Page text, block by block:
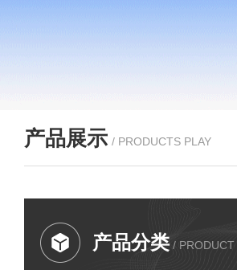
产品展示 / PRODUCTS PLAY
产品分类 / PRODUCT